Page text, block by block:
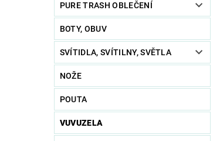
PURE TRASH OBLEČENÍ
BOTY, OBUV
SVÍTIDLA, SVÍTILNY, SVĚTLA
NOŽE
POUTA
VUVUZELA